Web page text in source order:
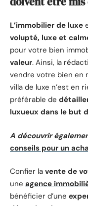
L’immobilier de luxe
volupté, luxe et
pour votre bien
valeur. Ainsi, la
vendre votre bien en
villa de luxe n’est en
préférable de
luxueux dans le but
A découvrir
conseils pour un
Confier la vente de
une agence
bénéficier d’une